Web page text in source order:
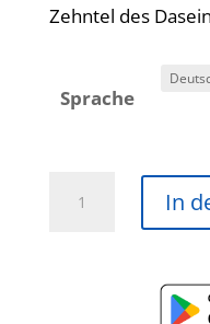
Zehntel des
Sprache
Probleme
In